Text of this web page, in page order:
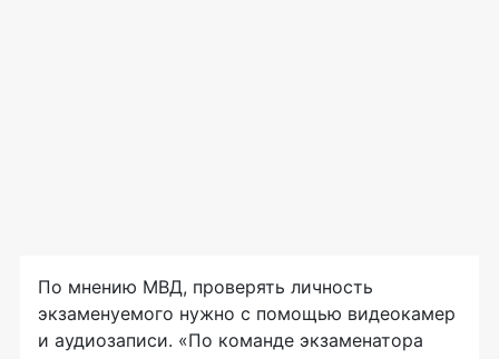
По мнению МВД, проверять личность
экзаменуемого нужно с помощью видеокамер
и аудиозаписи. «По команде экзаменатора